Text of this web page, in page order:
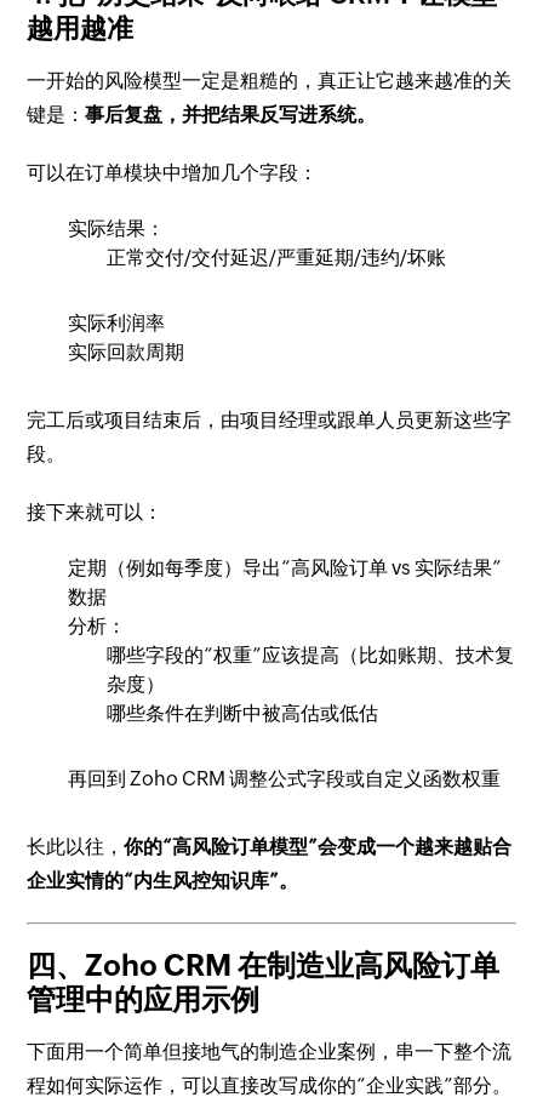
越用越准
一开始的风险模型一定是粗糙的，真正让它越来越准的关
键是：事后复盘，并把结果反写进系统。
可以在订单模块中增加几个字段：
实际结果：
正常交付/交付延迟/严重延期/违约/坏账
实际利润率
实际回款周期
完工后或项目结束后，由项目经理或跟单人员更新这些字
段。
接下来就可以：
定期（例如每季度）导出“高风险订单 vs 实际结果”
数据
分析：
哪些字段的“权重”应该提高（比如账期、技术复
杂度）
哪些条件在判断中被高估或低估
再回到 Zoho CRM 调整公式字段或自定义函数权重
长此以往，你的“高风险订单模型”会变成一个越来越贴合
企业实情的“内生风控知识库”。
四、Zoho CRM 在制造业高风险订单
管理中的应用示例
下面用一个简单但接地气的制造企业案例，串一下整个流
程如何实际运作，可以直接改写成你的“企业实践”部分。